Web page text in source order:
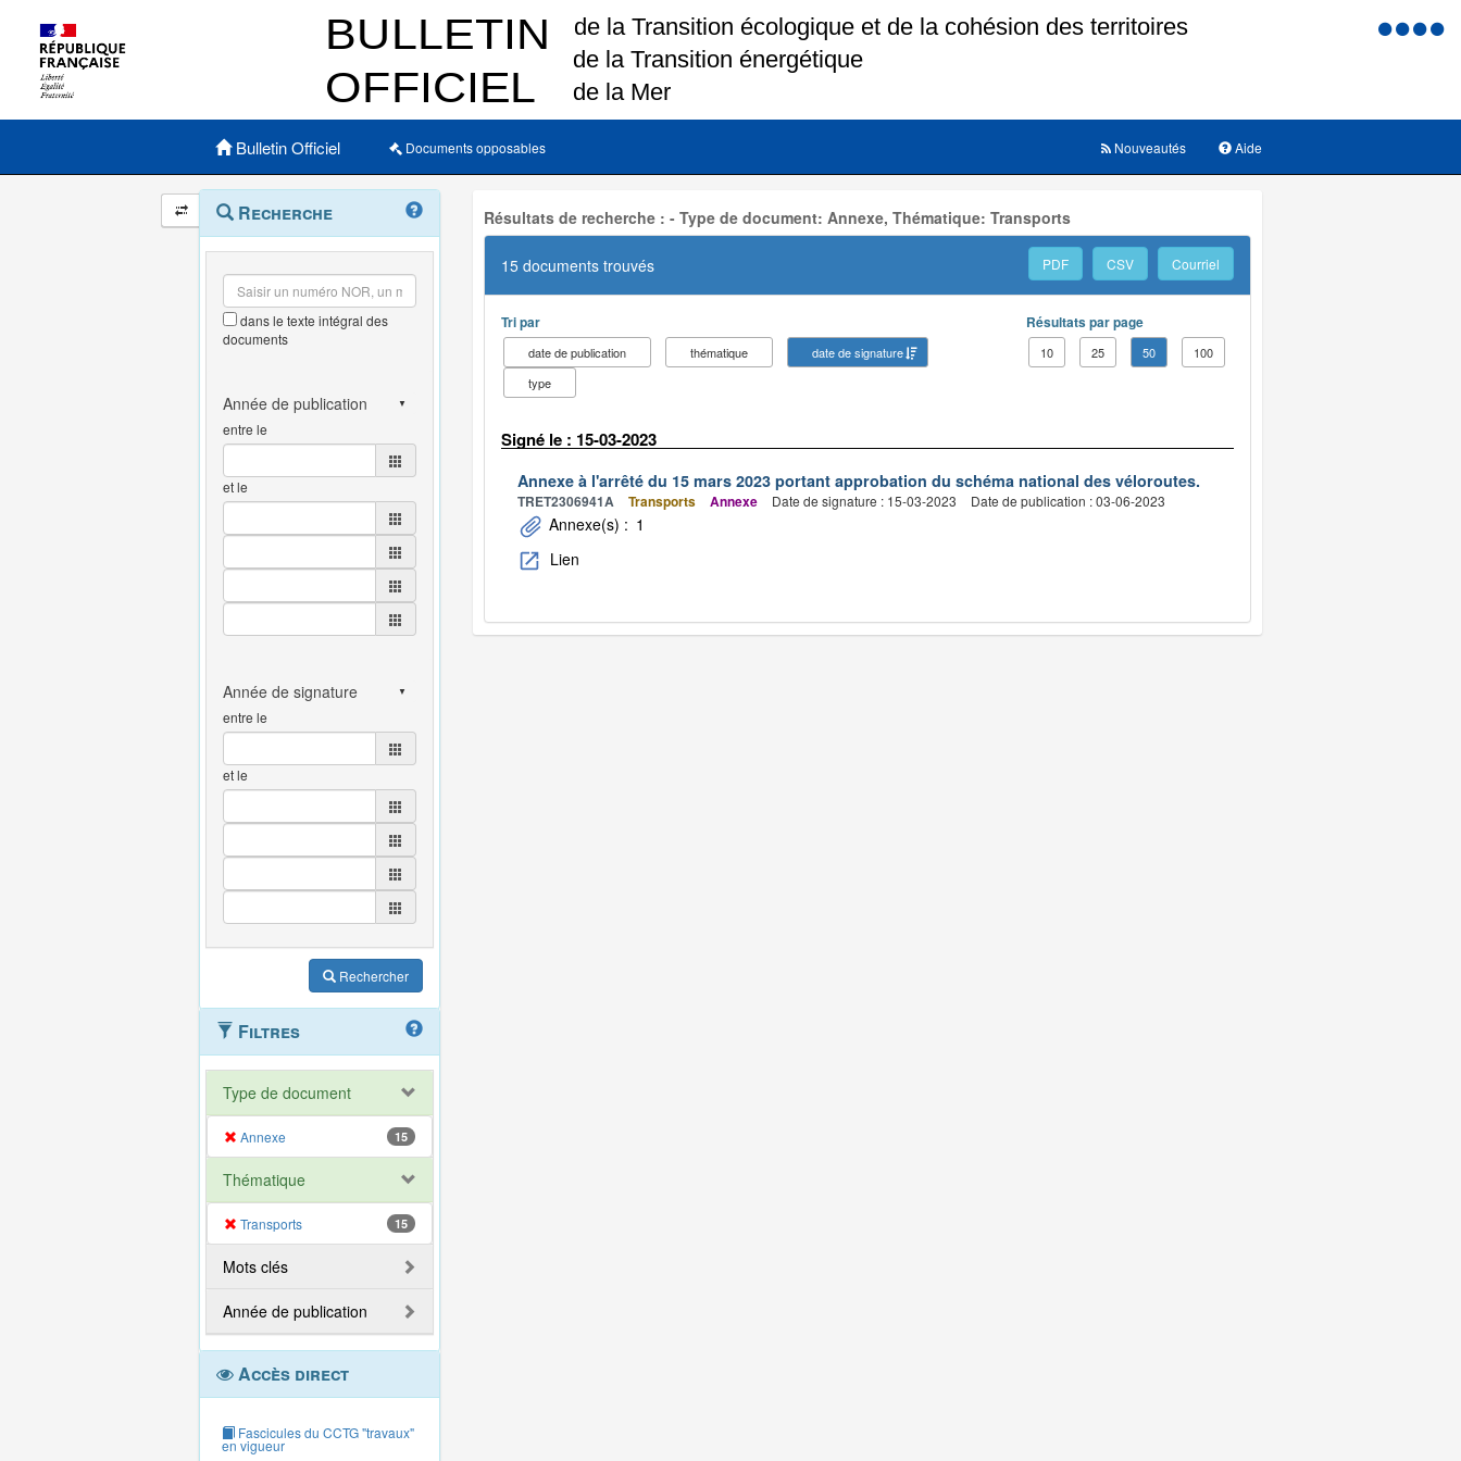
Menu
Menu principal
Bulletin Officiel Documents opposables Aide
Nouveautés
Navigation
et
outils
annexes
Menu
contextuel
Recherche
dans le texte intégral des
documents
entre le
et le
entre le
et le
Rechercher
Filtres
Type de document
Annexe 15
Thématique
Transports 15
Mots clés
Année de publication
Accès direct
Fascicules du CCTG "travaux"
en vigueur
Résultats de recherche : - Type de document: Annexe, Thématique: Transports
15 documents trouvés PDF CSV Courriel
Tri par
date de publication thématique
date de signature
type
Résultats par page
10 25 50 100
Signé le : 15-03-2023
Annexe à l'arrêté du 15 mars 2023 portant approbation du schéma national des véloroutes.
TRET2306941A Transports Annexe Date de signature : 15-03-2023 Date de publication : 03-06-2023
Annexe(s) : 1
Lien